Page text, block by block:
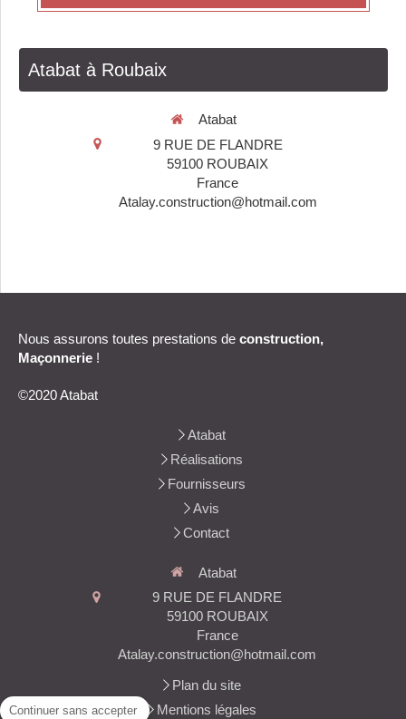
Atabat à Roubaix
Atabat
9 RUE DE FLANDRE
59100 ROUBAIX
France
Atalay.construction@hotmail.com
Nous assurons toutes prestations de construction,
Maçonnerie !
©2020 Atabat
Atabat
Réalisations
Fournisseurs
Avis
Contact
Atabat
9 RUE DE FLANDRE
59100 ROUBAIX
France
Atalay.construction@hotmail.com
Plan du site
Mentions légales
Continuer sans accepter